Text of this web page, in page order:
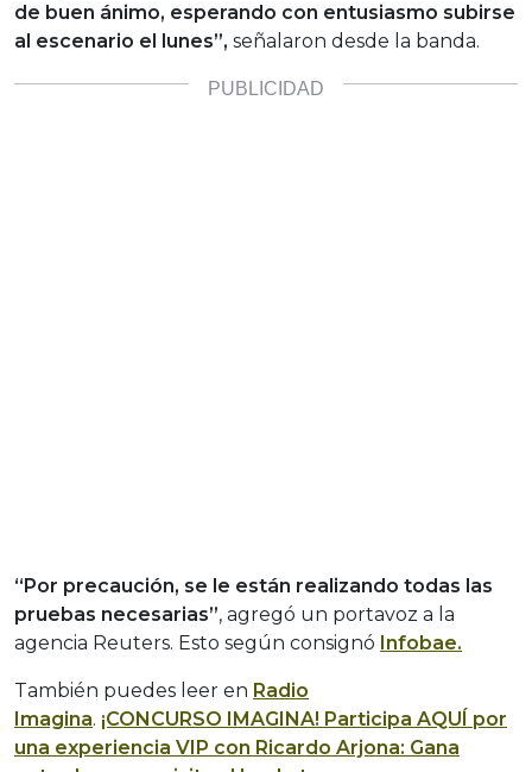
de buen ánimo, esperando con entusiasmo subirse
al escenario el lunes”, señalaron desde la banda.
“Por precaución, se le están realizando todas las
pruebas necesarias”, agregó un portavoz a la
agencia Reuters. Esto según consignó Infobae.
También puedes leer en Radio
Imagina. ¡CONCURSO IMAGINA! Participa AQUÍ por
una experiencia VIP con Ricardo Arjona: Gana